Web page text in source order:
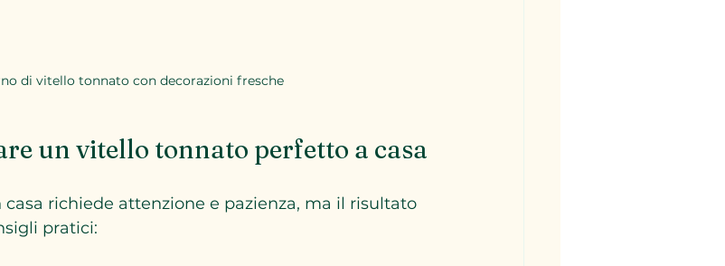
di vitello tonnato con decorazioni fresche
un vitello tonnato perfetto a casa
richiede attenzione e pazienza, ma il risultato
pratici: